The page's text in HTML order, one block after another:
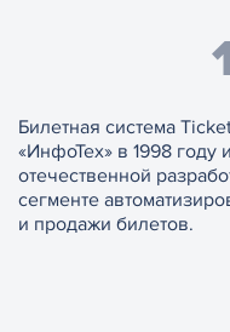
Билетная система
«ИнфоТех» в 1998 году
отечественной
сегменте
и продажи билетов.